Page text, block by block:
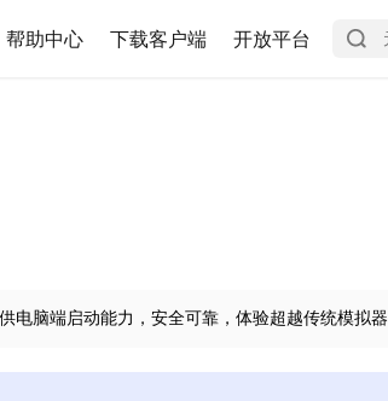
帮助中心 下载客户端 开放平台
电脑端启动能力，安全可靠，体验超越传统模拟器